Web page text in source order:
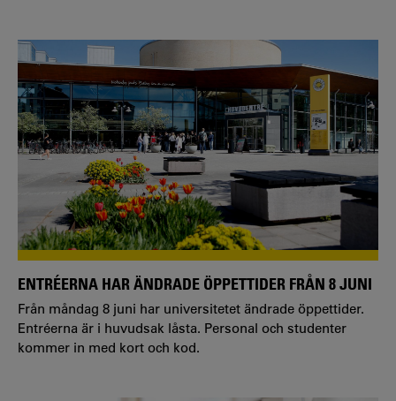
ENTRÉERNA HAR ÄNDRADE ÖPPETTIDER FRÅN 8 JUNI
Från måndag 8 juni har universitetet ändrade öppettider.
Entréerna är i huvudsak låsta. Personal och studenter
kommer in med kort och kod.